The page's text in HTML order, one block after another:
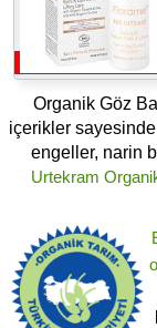
Organik Göz
içerikler sayesinde
engeller, narin
Urtekram